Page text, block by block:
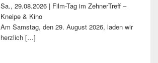
Sa., 29.08.2026 | Film-Tag im ZehnerTreff –
Kneipe & Kino
Am Samstag, den 29. August 2026, laden wir
herzlich […]